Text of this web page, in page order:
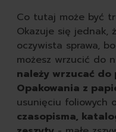
Co tutaj może być
Okazuje się jednak,
oczywista sprawa,
możesz wrzucić do
należy wrzucać do
Opakowania z
usunięciu foliowych
czasopisma,